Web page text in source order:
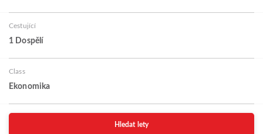
Cestující
1 Dospělí
Class
Ekonomika
Hledat lety